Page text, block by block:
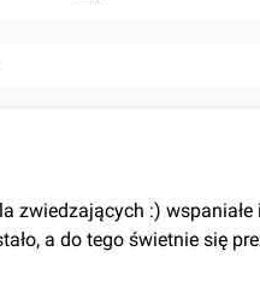
zwiedzających :)
a do tego świetnie się